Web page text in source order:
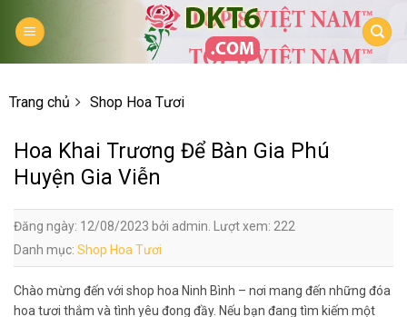
Trang chủ Shop Hoa Tươi
Hoa Khai Trương Để Bàn Gia Phú
Huyện Gia Viễn
Đăng ngày: 12/08/2023 bởi admin. Lượt xem: 222
Danh mục: Shop Hoa Tươi
Chào mừng đến với shop hoa Ninh Bình – nơi mang đến những đóa
hoa tươi thắm và tình yêu đong đầy. Nếu bạn đang tìm kiếm một